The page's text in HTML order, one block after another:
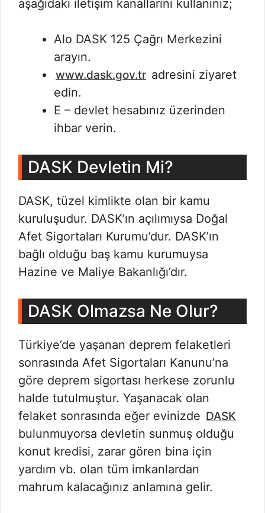
aşağıdaki iletişim kanallarını kullanınız;
Alo DASK 125 Çağrı Merkezini
arayın.
www.dask.gov.tr adresini ziyaret
edin.
E – devlet hesabınız üzerinden
ihbar verin.
DASK Devletin Mi?
DASK, tüzel kimlikte olan bir kamu
kuruluşudur. DASK’ın açılımıysa Doğal
Afet Sigortaları Kurumu’dur. DASK’ın
bağlı olduğu baş kamu kurumuysa
Hazine ve Maliye Bakanlığı’dır.
DASK Olmazsa Ne Olur?
Türkiye’de yaşanan deprem felaketleri
sonrasında Afet Sigortaları Kanunu’na
göre deprem sigortası herkese zorunlu
halde tutulmuştur. Yaşanacak olan
felaket sonrasında eğer evinizde DASK
bulunmuyorsa devletin sunmuş olduğu
konut kredisi, zarar gören bina için
yardım vb. olan tüm imkanlardan
mahrum kalacağınız anlamına gelir.